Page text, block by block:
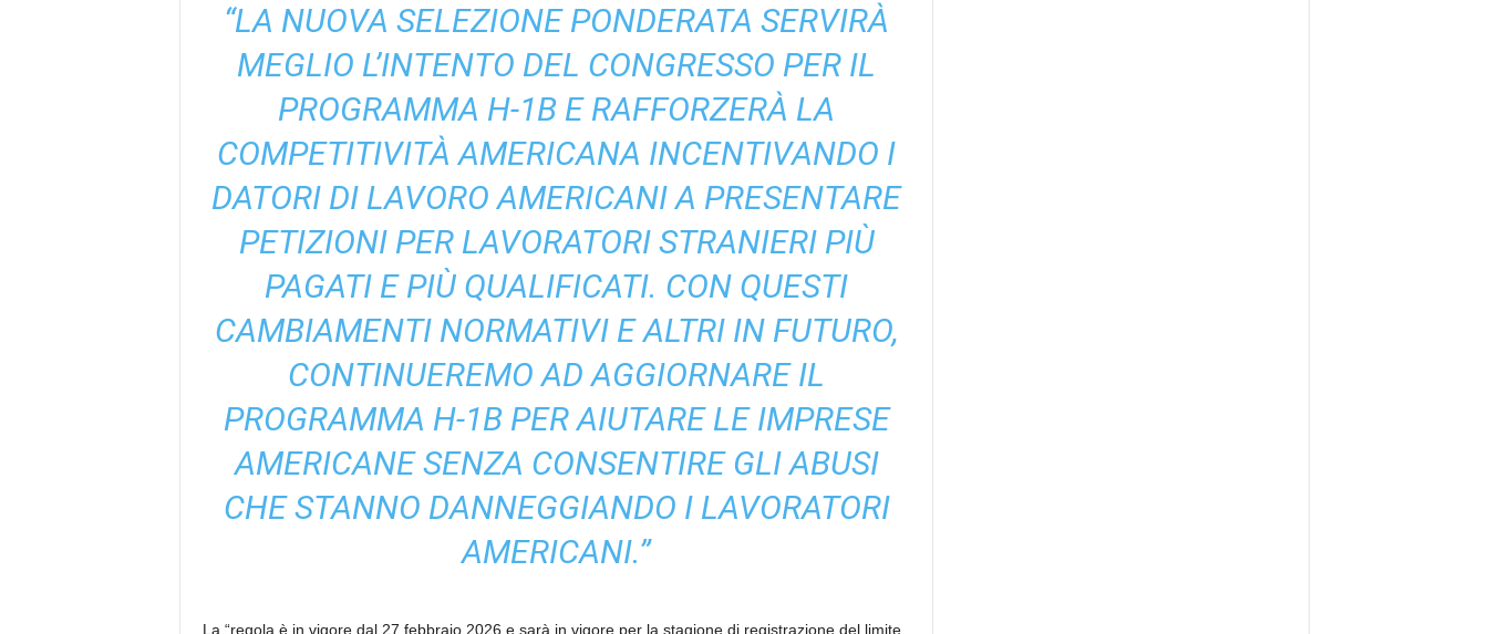
“LA NUOVA SELEZIONE PONDERATA SERVIRÀ
MEGLIO L’INTENTO DEL CONGRESSO PER IL
PROGRAMMA H-1B E RAFFORZERÀ LA
COMPETITIVITÀ AMERICANA INCENTIVANDO I
DATORI DI LAVORO AMERICANI A PRESENTARE
PETIZIONI PER LAVORATORI STRANIERI PIÙ
PAGATI E PIÙ QUALIFICATI. CON QUESTI
CAMBIAMENTI NORMATIVI E ALTRI IN FUTURO,
CONTINUEREMO AD AGGIORNARE IL
PROGRAMMA H-1B PER AIUTARE LE IMPRESE
AMERICANE SENZA CONSENTIRE GLI ABUSI
CHE STANNO DANNEGGIANDO I LAVORATORI
AMERICANI.”
La “regola è in vigore dal 27 febbraio 2026 e sarà in vigore per la stagione di registrazione del limite